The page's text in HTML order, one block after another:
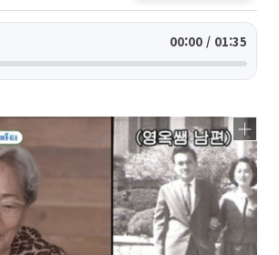
00:00 / 01:35